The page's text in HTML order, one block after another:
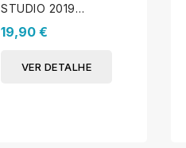
STUDIO 2019
PROFISSIONAL
19,90 €
VER DETALHE